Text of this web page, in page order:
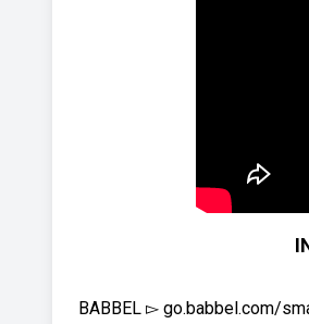
BABBEL ▻ go.babbel.com/